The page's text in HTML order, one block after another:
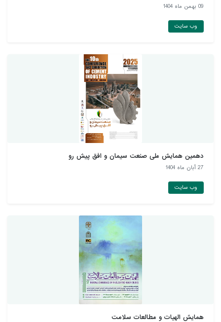
09 بهمن ماه 1404
وب سایت
دهمین همايش ملی صنعت سيمان و افق پيش رو
27 آبان ماه 1404
وب سایت
همایش الهیات و مطالعات سلامت